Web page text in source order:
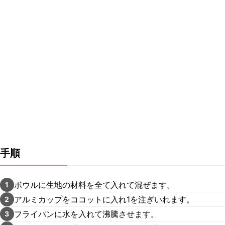
手順
1 ボウルに生地の材料を全て入れて混ぜます。
2 アルミカップをココットに入れ1を注ぎいれます。
3 フライパンに水を入れて沸騰させます。